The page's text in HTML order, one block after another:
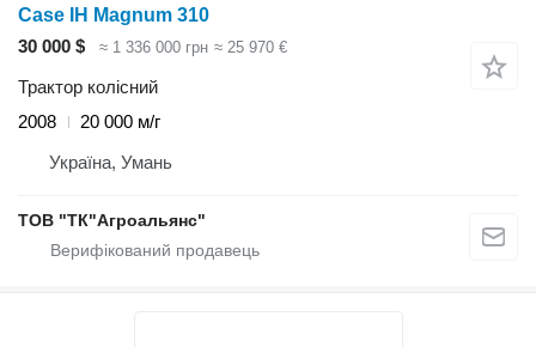
Case IH Magnum 310
30 000 $
≈ 1 336 000 грн ≈ 25 970 €
Трактор колісний
2008
20 000 м/г
Україна, Умань
ТОВ "ТК"Агроальянс"